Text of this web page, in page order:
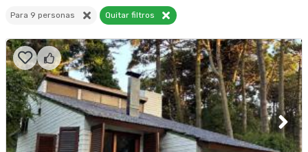
Para 9 personas Quitar filtros